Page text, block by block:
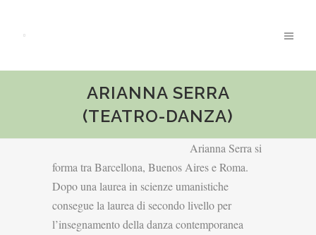
ARIANNA SERRA
(TEATRO-DANZA)
Arianna Serra si
forma tra Barcellona, Buenos Aires e Roma.
Dopo una laurea in scienze umanistiche
consegue la laurea di secondo livello per
l’insegnamento della danza contemporanea